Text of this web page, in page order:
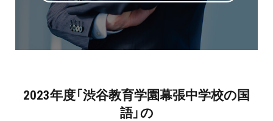
2023年度「渋谷教育学園幕張中学校の国
語」の